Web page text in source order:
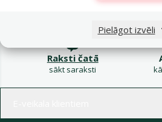
Pielāgot izvēli
Raksti čatā
sākt saraksti